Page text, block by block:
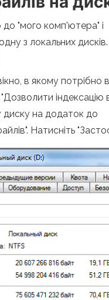
"мого комп'ютера" і
з локальних
в якому потрібно
індексацію
диску на додаток до
Натисніть